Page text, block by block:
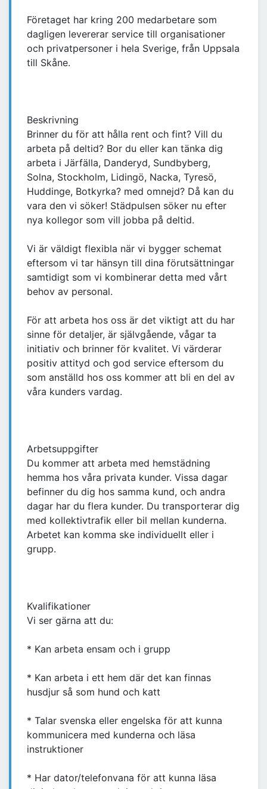
Företaget har kring 200 medarbetare som
dagligen levererar service till organisationer
och privatpersoner i hela Sverige, från Uppsala
till Skåne.
Beskrivning
Brinner du för att hålla rent och fint? Vill du
arbeta på deltid? Bor du eller kan tänka dig
arbeta i Järfälla, Danderyd, Sundbyberg,
Solna, Stockholm, Lidingö, Nacka, Tyresö,
Huddinge, Botkyrka? med omnejd? Då kan du
vara den vi söker! Städpulsen söker nu efter
nya kollegor som vill jobba på deltid.
Vi är väldigt flexibla när vi bygger schemat
eftersom vi tar hänsyn till dina förutsättningar
samtidigt som vi kombinerar detta med vårt
behov av personal.
För att arbeta hos oss är det viktigt att du har
sinne för detaljer, är självgående, vågar ta
initiativ och brinner för kvalitet. Vi värderar
positiv attityd och god service eftersom du
som anställd hos oss kommer att bli en del av
våra kunders vardag.
Arbetsuppgifter
Du kommer att arbeta med hemstädning
hemma hos våra privata kunder. Vissa dagar
befinner du dig hos samma kund, och andra
dagar har du flera kunder. Du transporterar dig
med kollektivtrafik eller bil mellan kunderna.
Arbetet kan komma ske individuellt eller i
grupp.
Kvalifikationer
Vi ser gärna att du:
* Kan arbeta ensam och i grupp
* Kan arbeta i ett hem där det kan finnas
husdjur så som hund och katt
* Talar svenska eller engelska för att kunna
kommunicera med kunderna och läsa
instruktioner
* Har dator/telefonvana för att kunna läsa